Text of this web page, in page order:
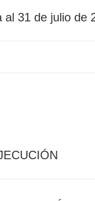
al 31 de julio de